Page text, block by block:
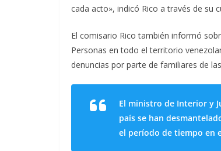
cada acto», indicó Rico a través de su
El comisario Rico también informó
Personas en todo el territorio
denuncias por parte de familiares de
El ministro de Interior y
país se han
el período de tiempo en